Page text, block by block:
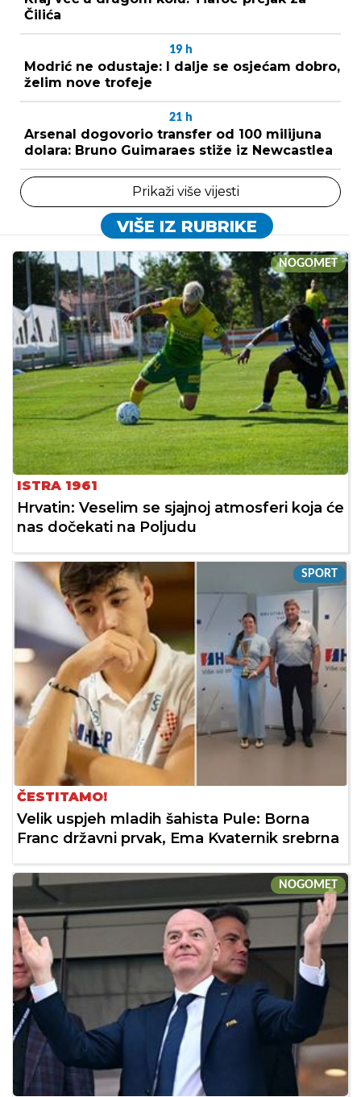
Čilića
19 h
Modrić ne odustaje: I dalje se osjećam dobro,
želim nove trofeje
21 h
Arsenal dogovorio transfer od 100 milijuna
dolara: Bruno Guimaraes stiže iz Newcastlea
Prikaži više vijesti
VIŠE IZ RUBRIKE
NOGOMET
ISTRA 1961
Hrvatin: Veselim se sjajnoj atmosferi koja će
nas dočekati na Poljudu
SPORT
ČESTITAMO!
Velik uspjeh mladih šahista Pule: Borna
Franc državni prvak, Ema Kvaternik srebrna
NOGOMET